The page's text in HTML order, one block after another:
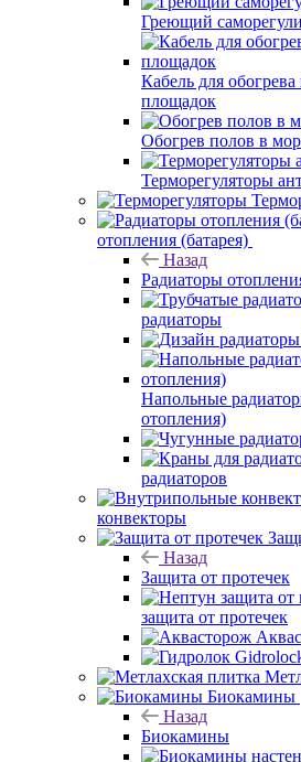
Греющий
Кабель для
площадок
Обогрев полов в
Терморегуляторы
отопления (батарея)
Назад
Радиаторы
радиаторы
Напольные
отопления)
радиаторов
конвекторы
Назад
Защита от протечек
защита от протечек
Биокамины
Назад
Биокамины